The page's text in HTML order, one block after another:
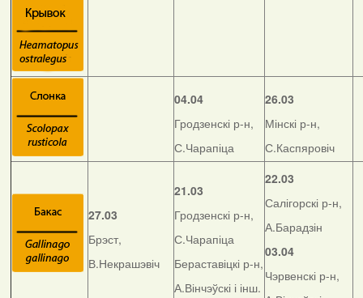
04.04
Гродзенскі р-н,
С.Чарапіца
26.03
Мінскі р-н,
С.Каспяровіч
27.03
Брэст,
В.Некрашэвіч
21.03
Гродзенскі р-н,
С.Чарапіца
Бераставіцкі р-н,
А.Вінчэўскі і інш.
22.03
Салігорскі р-н,
А.Барадзін
03.04
Чэрвенскі р-н,